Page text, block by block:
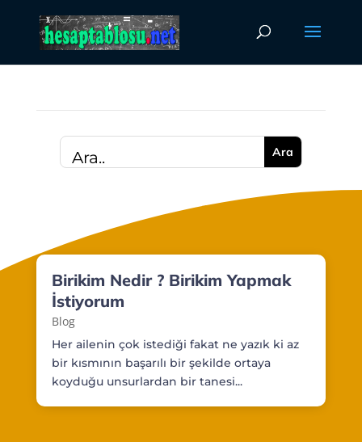
Birikim Nedir ? Birikim Yapmak
İstiyorum
Blog
Her ailenin çok istediği fakat ne yazık ki az
bir kısmının başarılı bir şekilde ortaya
koyduğu unsurlardan bir tanesi...